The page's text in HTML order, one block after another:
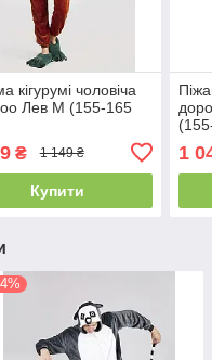
кігурумі чоловіча
Лев M (155-165
₴ 1 149 ₴
Купити
1